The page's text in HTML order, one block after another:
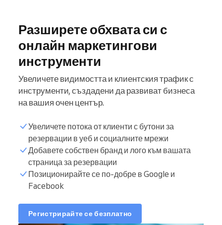
Разширете обхвата си с
онлайн маркетингови
инструменти
Увеличете видимостта и клиентския трафик с
инструменти, създадени да развиват бизнеса
на вашия очен център.
Увеличете потока от клиенти с бутони за
резервации в уеб и социалните мрежи
Добавете собствен бранд и лого към вашата
страница за резервации
Позиционирайте се по-добре в Google и
Facebook
Регистрирайте се безплатно